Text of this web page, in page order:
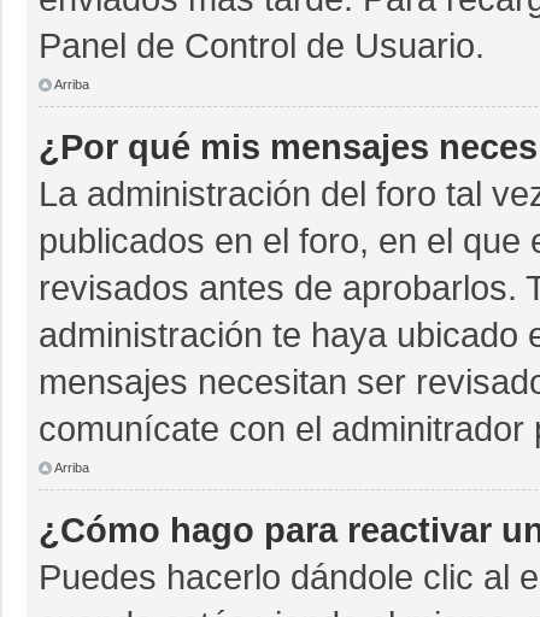
Panel de Control de Usuario.
Arriba
¿Por qué mis mensajes
La administración del foro tal
publicados en el foro, en el
revisados antes de aprobarlos.
administración te haya ubicado
mensajes necesitan ser
comunícate con el
Arriba
¿Cómo hago para reactivar
Puedes hacerlo dándole clic al